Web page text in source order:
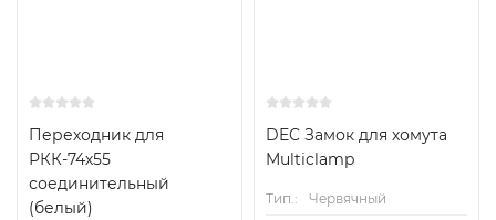
Переходник для
РКК-74х55
соединительный
(белый)
DEC Замок для хомута
Multiclamp
Тип.:
Червячный